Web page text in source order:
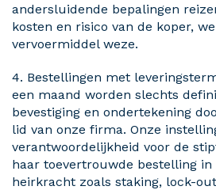
andersluidende bepalingen
kosten en risico van de koper,
vervoermiddel weze.
4. Bestellingen met
een maand worden slechts
bevestiging en ondertekening
lid van onze firma. Onze
verantwoordelijkheid voor de
haar toevertrouwde bestelling in
heirkracht zoals staking, lock-